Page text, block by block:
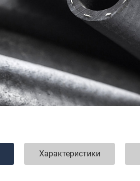
Характеристики